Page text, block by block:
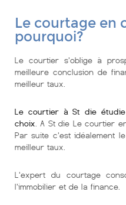
Le courtage en
pourquoi?
Le courtier s'oblige à
meilleure conclusion de
meilleur taux.
Le courtier à St die
choix . A St die Le courtier
Par suite c'est idéalement
meilleur taux.
L'expert du courtage
l'immobilier et de la finance.